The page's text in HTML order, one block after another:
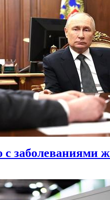
заболеваниями